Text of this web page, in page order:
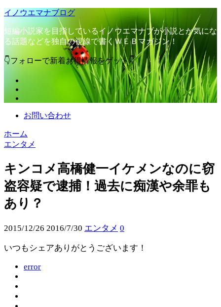
イノウエマナブログ
短編小説家を目指しているイノウエマナブが小説とか気にな
る話題などを独自の視線で書くＷＥＢマガジン！
👇フォローで新着お得情報をゲット👇
お問い合わせ
ホーム
エンタメ
キンコメ高橋健一イケメンなのに窃
盗容疑で逮捕！過去に痴漢や余罪も
あり？
2015/12/26 2016/7/30 エンタメ 0
いつもシェアありがとうございます！
error